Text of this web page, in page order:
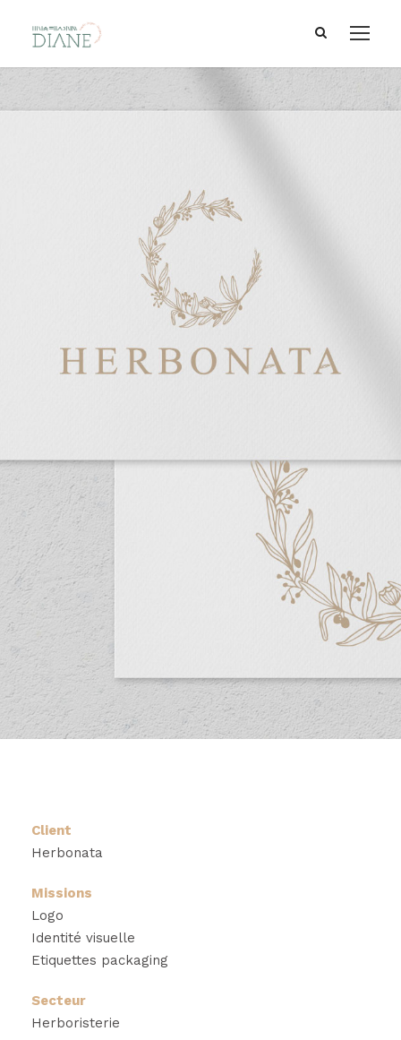
Client
Herbonata
Missions
Logo
Identité visuelle
Etiquettes packaging
Secteur
Herboristerie